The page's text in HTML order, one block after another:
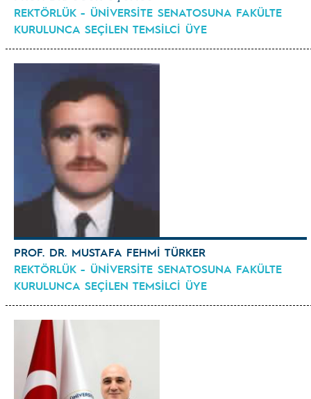
REKTÖRLÜK - ÜNİVERSİTE SENATOSUNA FAKÜLTE
KURULUNCA SEÇİLEN TEMSİLCİ ÜYE
PROF. DR. MUSTAFA FEHMİ TÜRKER
REKTÖRLÜK - ÜNİVERSİTE SENATOSUNA FAKÜLTE
KURULUNCA SEÇİLEN TEMSİLCİ ÜYE